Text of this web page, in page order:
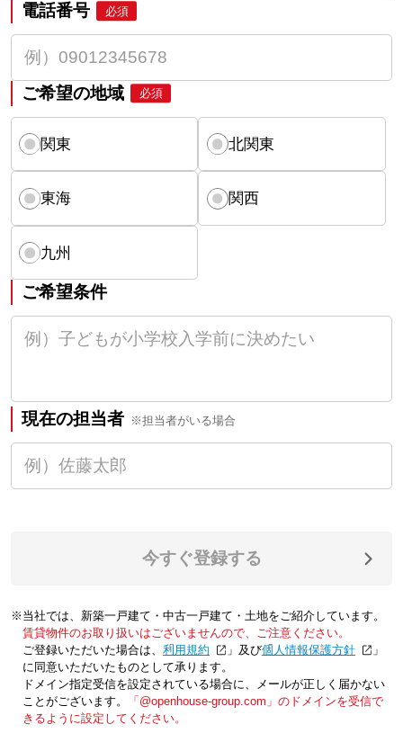
電話番号 必須
ご希望の地域 必須
関東 北関東
東海 関西
九州
ご希望条件
現在の担当者 ※担当者がいる場合
今すぐ登録する
※当社では、新築一戸建て・中古一戸建て・土地をご紹介しています。
賃貸物件のお取り扱いはございませんので、ご注意ください。
ご登録いただいた場合は、「利用規約 」及び「個人情報保護方針
」
に同意いただいたものとして承ります。
ドメイン指定受信を設定されている場合に、メールが正しく届かない
ことがございます。
「@openhouse-group.com」のドメインを受信で
きるように設定してください。